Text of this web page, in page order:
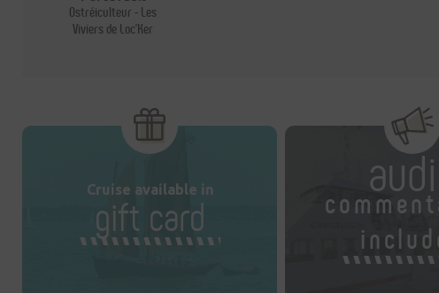
Ostréiculteur - Les
Viviers de Loc'Ker
Cruise available in
gift card